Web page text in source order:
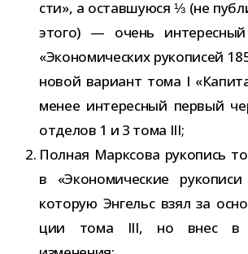
сти», а остав­шу­юся ⅓ (не
этого) — очень
«Экономических руко­пи­сей
но­вой вари­ант тома I
менее инте­рес­ный пер­вый
отде­лов 1 и 3 тома III;
Полная Марксова руко­пись
в «Экономические руко­писи
кото­рую Энгельс взял за
ции тома III, но внес в